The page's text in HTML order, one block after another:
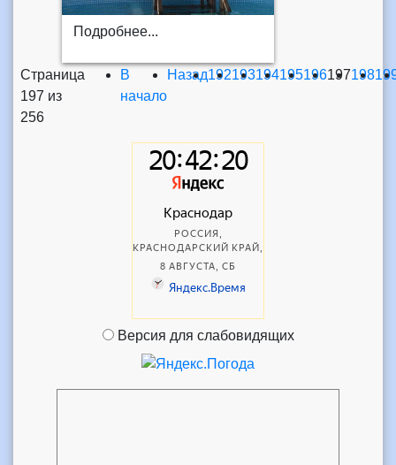
Подробнее...
Страница
197 из
256
В
начало
Назад192193194195196197198
Версия для слабовидящих